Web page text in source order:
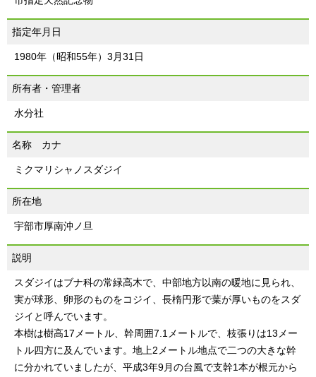
指定年月日
1980年（昭和55年）3月31日
所有者・管理者
水分社
名称 カナ
ミクマリシャノスダジイ
所在地
宇部市厚南沖ノ旦
説明
スダジイはブナ科の常緑高木で、中部地方以南の暖地に見られ、
実が球形、卵形のものをコジイ、長楕円形で葉が厚いものをスダ
ジイと呼んでいます。
本樹は樹高17メートル、幹周囲7.1メートルで、枝張りは13メー
トル四方に及んでいます。地上2メートル地点で二つの大きな幹
に分かれていましたが、平成3年9月の台風で支幹1本が根元から